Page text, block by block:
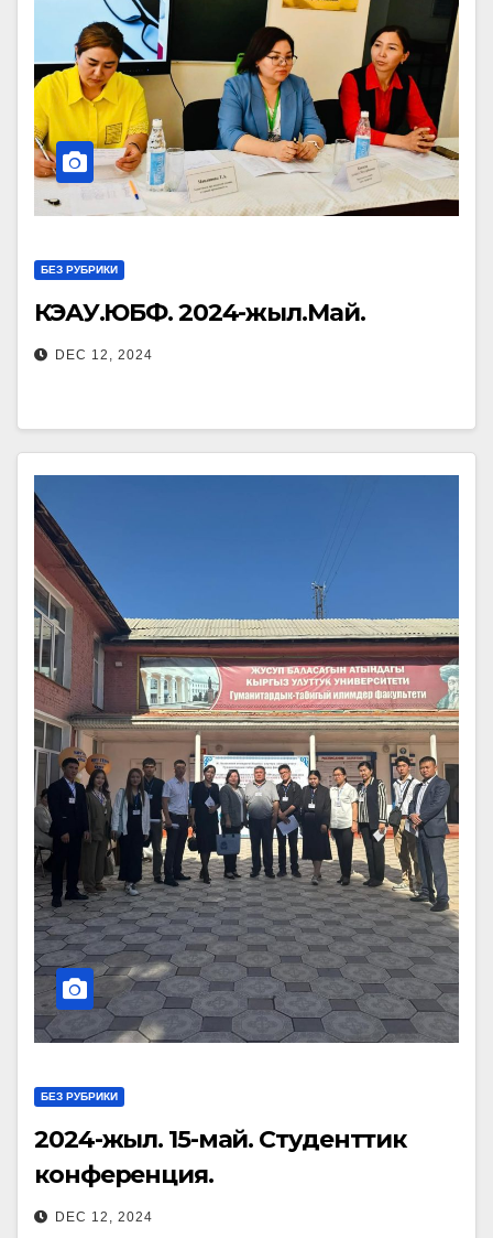
БЕЗ РУБРИКИ
КӨЭАУ.ЮБФ. 2024-жыл.Май.
DEC 12, 2024
БЕЗ РУБРИКИ
2024-жыл. 15-май. Студенттик
конференция.
DEC 12, 2024